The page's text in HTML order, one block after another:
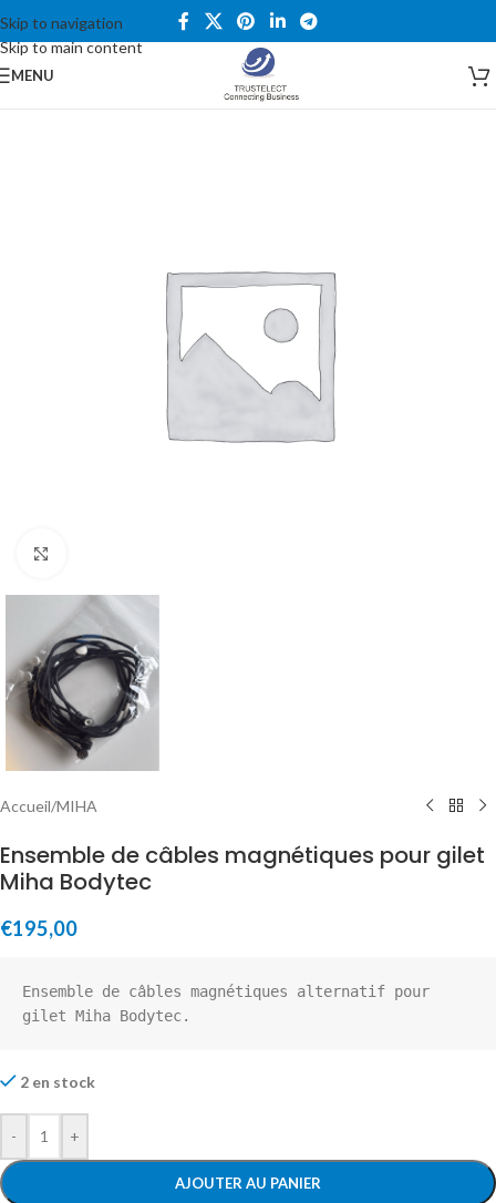
Skip to navigation
Skip to main content
MENU
Accueil/MIHA
Ensemble de câbles magnétiques pour gilet
Miha Bodytec
€195,00
Ensemble de câbles magnétiques alternatif pour
gilet Miha Bodytec.
2 en stock
- +
AJOUTER AU PANIER